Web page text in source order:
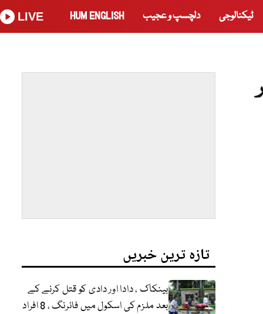
ٹیکنالوجی دلچسپ و عجیب HUM ENGLISH
LIVE
تازہ ترین خبریں
بینکاک ، دادا اور دادی کو قتل کرنے کے
بعد ملزم کی اسکول میں فائرنگ ، 8 افراد